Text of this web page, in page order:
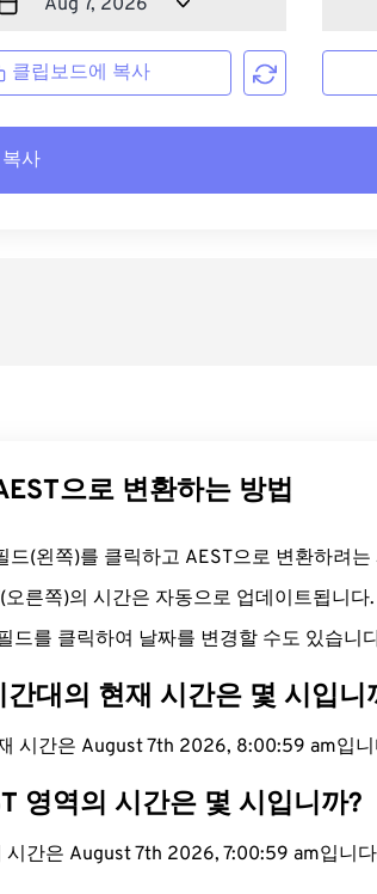
클립보드에 복사
사
으로 변환하는 방법
드(왼쪽)를 클릭하고 AEST으로 변환하려
오른쪽)의 시간은 자동으로 업데이트됩니다.
드를 클릭하여 날짜를 변경할 수도 있습니
간대의 현재 시간은 몇 시입니
시간은 August 7th 2026, 8:01:00 am입니
영역의 시간은 몇 시입니까?
시간은 August 7th 2026, 7:01:00 am입니다.